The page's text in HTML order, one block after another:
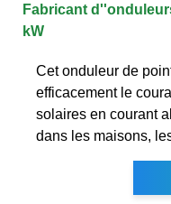
Fabricant
kW
Cet onduleur de
efficacement le
solaires en courant
dans les maisons,